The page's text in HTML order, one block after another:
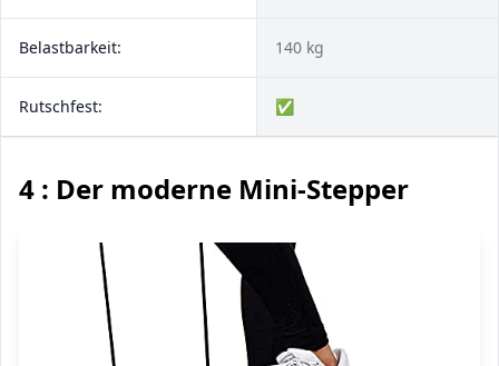
Belastbarkeit: 140 kg
Rutschfest: ✅
4 : Der moderne Mini-Stepper